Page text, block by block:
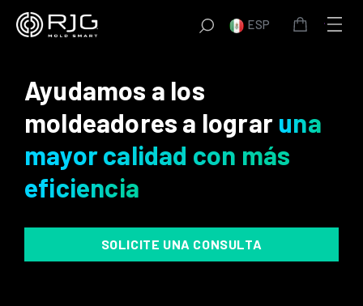
Saltar
ESP
Ayudamos a los
moldeadores a lograr una
mayor calidad con más
eficiencia
SOLICITE UNA CONSULTA